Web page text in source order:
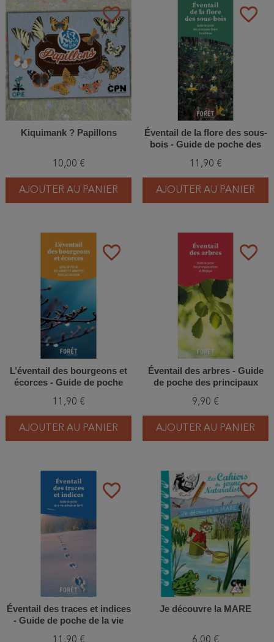
favorite_border
Kiquimank ? Papillons
10,00 €
AJOUTER AU PANIER
favorite_border
Éventail de la flore des sous-
bois - Guide de poche des
11,90 €
AJOUTER AU PANIER
favorite_border
L’éventail des bourgeons et
écorces - Guide de poche
feuillus en hiver
11,90 €
AJOUTER AU PANIER
favorite_border
Éventail des arbres - Guide
de poche des principaux
9,90 €
AJOUTER AU PANIER
favorite_border
Éventail des traces et indices
- Guide de poche de la vie
favorite_border
Je découvre la MARE